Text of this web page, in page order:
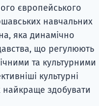
європейського
навчальних
яка динамічно
що регулюють
та культурними
культурні
найкраще здобувати